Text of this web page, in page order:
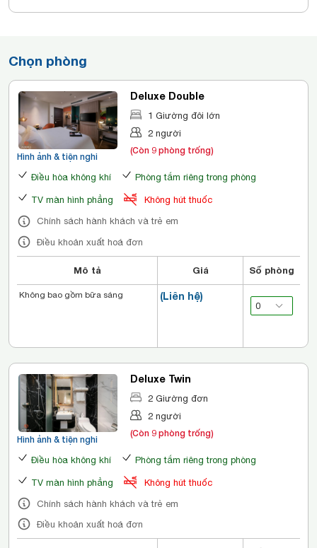
Chọn phòng
Hình ảnh & tiện nghi
Deluxe Double
1 Giường đôi lớn
2 người
(Còn 9 phòng trống)
Điều hòa không khí Phòng tắm riêng trong phòng
TV màn hình phẳng
Không hút thuốc
Chính sách hành khách và trẻ em
Điều khoản xuất hoá đơn
Mô tả Giá Số phòng
(Liên hệ)
Không bao gồm bữa sáng
Hình ảnh & tiện nghi
Deluxe Twin
2 Giường đơn
2 người
(Còn 9 phòng trống)
Điều hòa không khí Phòng tắm riêng trong phòng
TV màn hình phẳng
Không hút thuốc
Chính sách hành khách và trẻ em
Điều khoản xuất hoá đơn